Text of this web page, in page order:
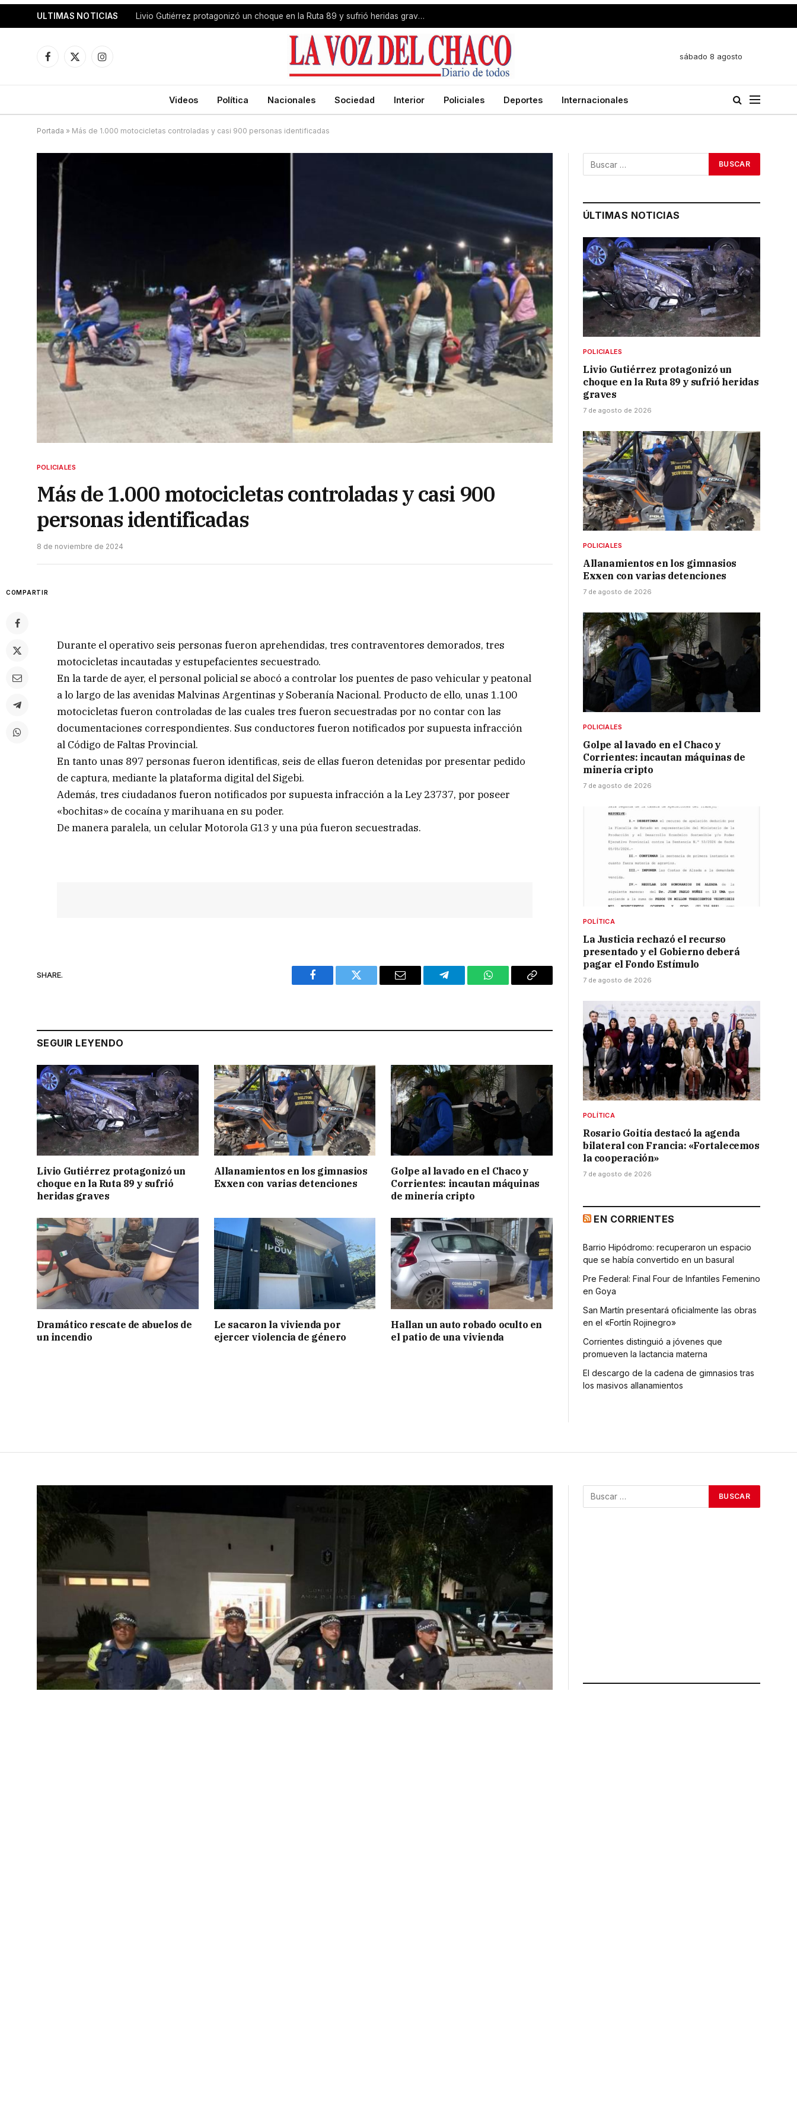
ULTIMAS NOTICIAS Livio Gutiérrez protagonizó un choque en la Ruta 89 y sufrió heridas graves
Facebook
X
Instagram
sábado 8 agosto
Videos Política Nacionales Sociedad Interior Policiales Deportes Internacionales
Portada » Más de 1.000 motocicletas controladas y casi 900 personas identificadas
POLICIALES
Más de 1.000 motocicletas controladas y casi 900
personas identificadas
8 de noviembre de 2024
COMPARTIR
Durante el operativo seis personas fueron aprehendidas, tres contraventores demorados, tres
motocicletas incautadas y estupefacientes secuestrado.
En la tarde de ayer, el personal policial se abocó a controlar los puentes de paso vehicular y peatonal
a lo largo de las avenidas Malvinas Argentinas y Soberanía Nacional. Producto de ello, unas 1.100
motocicletas fueron controladas de las cuales tres fueron secuestradas por no contar con las
documentaciones correspondientes. Sus conductores fueron notificados por supuesta infracción
al Código de Faltas Provincial.
En tanto unas 897 personas fueron identificas, seis de ellas fueron detenidas por presentar pedido
de captura, mediante la plataforma digital del Sigebi.
Además, tres ciudadanos fueron notificados por supuesta infracción a la Ley 23737, por poseer
«bochitas» de cocaína y marihuana en su poder.
De manera paralela, un celular Motorola G13 y una púa fueron secuestradas.
SHARE.
Facebook Twitter Email Telegram WhatsAppCopy
SEGUIR LEYENDO
Livio Gutiérrez protagonizó un
choque en la Ruta 89 y sufrió
heridas graves
Allanamientos en los gimnasios
Exxen con varias detenciones
Golpe al lavado en el Chaco y
Corrientes: incautan máquinas
de minería cripto
Dramático rescate de abuelos de
un incendio
Le sacaron la vivienda por
ejercer violencia de género
Hallan un auto robado oculto en
el patio de una vivienda
ÚLTIMAS NOTICIAS
POLICIALES
Livio Gutiérrez protagonizó un
choque en la Ruta 89 y sufrió heridas
graves
7 de agosto de 2026
POLICIALES
Allanamientos en los gimnasios
Exxen con varias detenciones
7 de agosto de 2026
POLICIALES
Golpe al lavado en el Chaco y
Corrientes: incautan máquinas de
minería cripto
7 de agosto de 2026
POLÍTICA
La Justicia rechazó el recurso
presentado y el Gobierno deberá
pagar el Fondo Estímulo
7 de agosto de 2026
POLÍTICA
Rosario Goitía destacó la agenda
bilateral con Francia: «Fortalecemos
la cooperación»
7 de agosto de 2026
EN CORRIENTES
Barrio Hipódromo: recuperaron un espacio
que se había convertido en un basural
Pre Federal: Final Four de Infantiles Femenino
en Goya
San Martín presentará oficialmente las obras
en el «Fortín Rojinegro»
Corrientes distinguió a jóvenes que
promueven la lactancia materna
El descargo de la cadena de gimnasios tras
los masivos allanamientos